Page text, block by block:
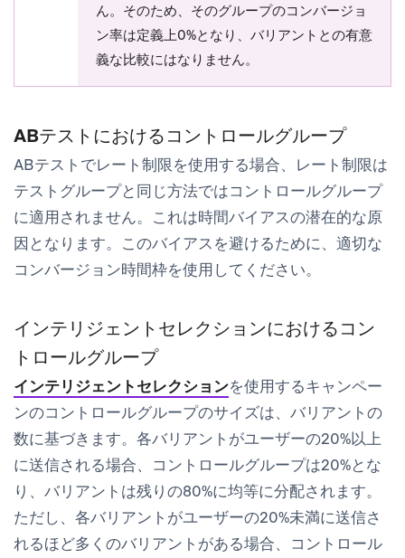
ん。そのため、そのグループのコンバージョ
ン率は定義上0%となり、バリアントとの有意
義な比較にはなりません。
ABテストにおけるコントロールグループ
ABテストでレート制限を使用する場合、レート制限は
テストグループと同じ方法ではコントロールグループ
に適用されません。これは時間バイアスの潜在的な原
因となります。このバイアスを避けるために、適切な
コンバージョン時間枠を使用してください。
インテリジェントセレクションにおけるコン
トロールグループ
インテリジェントセレクションを使用するキャンペー
ンのコントロールグループのサイズは、バリアントの
数に基づきます。各バリアントがユーザーの20%以上
に送信される場合、コントロールグループは20%とな
り、バリアントは残りの80%に均等に分配されます。
ただし、各バリアントがユーザーの20%未満に送信さ
れるほど多くのバリアントがある場合、コントロール